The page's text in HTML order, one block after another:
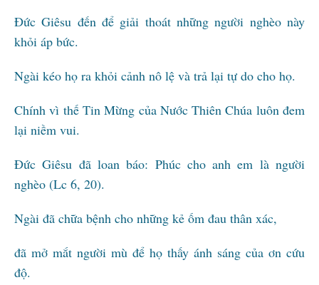
Đức Giêsu đến để giải thoát những người nghèo này
khỏi áp bức.
Ngài kéo họ ra khỏi cảnh nô lệ và trả lại tự do cho họ.
Chính vì thế Tin Mừng của Nước Thiên Chúa luôn đem
lại niềm vui.
Đức Giêsu đã loan báo: Phúc cho anh em là người
nghèo (Lc 6, 20).
Ngài đã chữa bệnh cho những kẻ ốm đau thân xác,
đã mở mắt người mù để họ thấy ánh sáng của ơn cứu
độ.